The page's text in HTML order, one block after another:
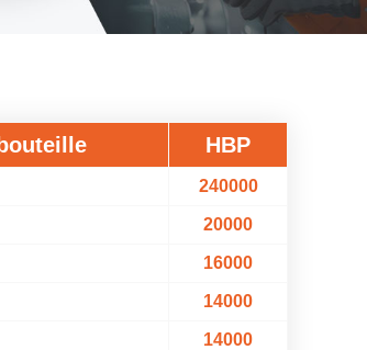
HBP
240000
20000
16000
14000
14000